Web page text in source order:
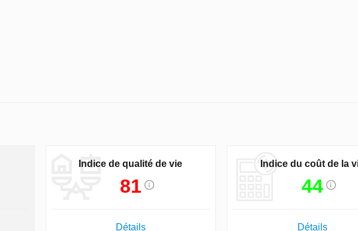
Indice de qualité de vie
81
Détails
Indice du coût de la
44
Détails